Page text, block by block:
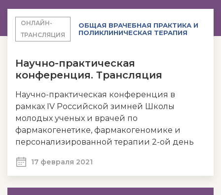
ОНЛАЙН-
ТРАНСЛЯЦИЯ
ОБЩАЯ ВРАЧЕБНАЯ ПРАКТИКА И
ПОЛИКЛИНИЧЕСКАЯ ТЕРАПИЯ
Научно-практическая
конференция. Трансляция
Научно-практическая конференция в
рамках IV Российской зимней Школы
молодых ученых и врачей по
фармакогенетике, фармакогеномике и
персонализированной терапии 2-ой день
17 февраля 2021